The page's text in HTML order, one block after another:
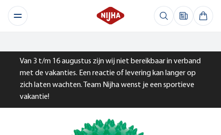
Van 3 t/m 16 augustus zijn wij niet bereikbaar in verband
met de vakanties. Een reactie of levering kan langer op
zich laten wachten. Team Nijha wenst je een sportieve
vakantie!